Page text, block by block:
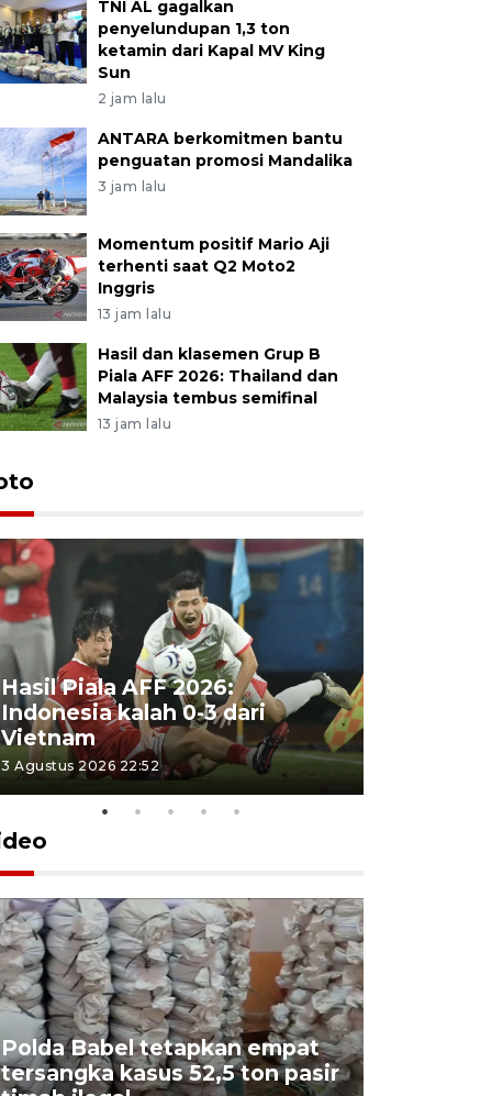
TNI AL gagalkan
penyelundupan 1,3 ton
ketamin dari Kapal MV King
Sun
2 jam lalu
ANTARA berkomitmen bantu
penguatan promosi Mandalika
3 jam lalu
Momentum positif Mario Aji
terhenti saat Q2 Moto2
Inggris
13 jam lalu
Hasil dan klasemen Grup B
Piala AFF 2026: Thailand dan
Malaysia tembus semifinal
13 jam lalu
Hasil Piala AFF 2026:
Indonesia kalah 0-3 dari
Vietnam
3 Agustus 2026 22:52
Polda Babel tetapkan empat
tersangka kasus 52,5 ton pasir